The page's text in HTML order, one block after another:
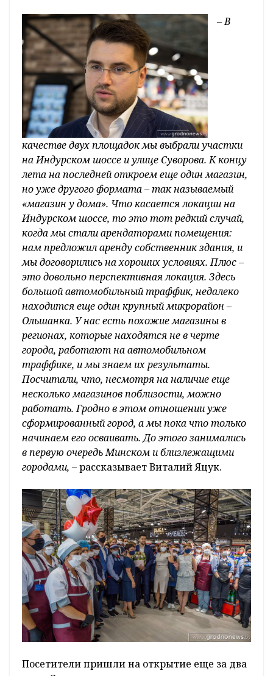
– В
качестве двух площадок мы выбрали участки
на Индурском шоссе и улице Суворова. К концу
лета на последней откроем еще один магазин,
но уже другого формата – так называемый
«магазин у дома». Что касается локации на
Индурском шоссе, то это тот редкий случай,
когда мы стали арендаторами помещения:
нам предложил аренду собственник здания, и
мы договорились на хороших условиях. Плюс –
это довольно перспективная локация. Здесь
большой автомобильный траффик, недалеко
находится еще один крупный микрорайон –
Ольшанка. У нас есть похожие магазины в
регионах, которые находятся не в черте
города, работают на автомобильном
траффике, и мы знаем их результаты.
Посчитали, что, несмотря на наличие еще
несколько магазинов поблизости, можно
работать. Гродно в этом отношении уже
сформированный город, а мы пока что только
начинаем его осваивать. До этого занимались
в первую очередь Минском и близлежащими
городами, – рассказывает Виталий Яцук.
Посетители пришли на открытие еще за два